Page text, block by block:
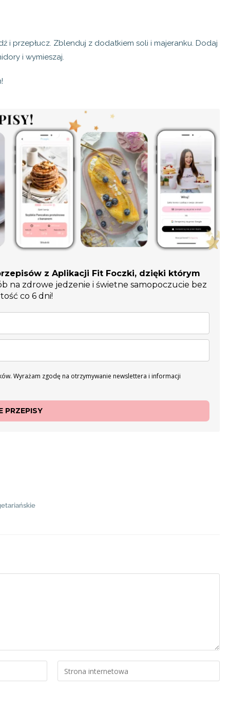
przepłucz. Zblenduj z dodatkiem soli i majeranku. Dodaj
i wymieszaj.
z Aplikacji Fit Foczki, dzięki którym
na zdrowe jedzenie i świetne samopoczucie bez
co 6 dni!
Wyrażam zgodę na otrzymywanie newslettera i informacji
PRZEPISY